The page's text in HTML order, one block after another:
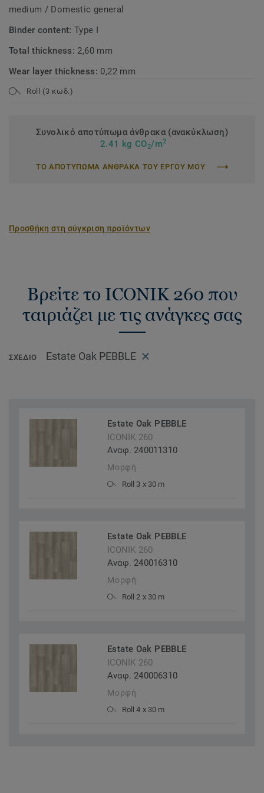
medium / Domestic general
Binder content:Type I
Total thickness: 2,60 mm
Wear layer thickness: 0,22 mm
Roll (3 κωδ.)
Συνολικό αποτύπωμα άνθρακα (ανακύκλωση)
2.41 kg CO2/m2
ΤΟ ΑΠΟΤΥΠΩΜΑ ΑΝΘΡΑΚΑ ΤΟΥ ΕΡΓΟΥ ΜΟΥ
Προσθήκη στη σύγκριση προϊόντων
Βρείτε το ICONIK 260 που
ταιριάζει με τις ανάγκες σας
ΣΧΈΔΙΟ Estate Oak PEBBLE
Estate Oak PEBBLE
ICONIK 260
Αναφ. 240011310
Μορφή
Roll 3 x 30 m
Estate Oak PEBBLE
ICONIK 260
Αναφ. 240016310
Μορφή
Roll 2 x 30 m
Estate Oak PEBBLE
ICONIK 260
Αναφ. 240006310
Μορφή
Roll 4 x 30 m